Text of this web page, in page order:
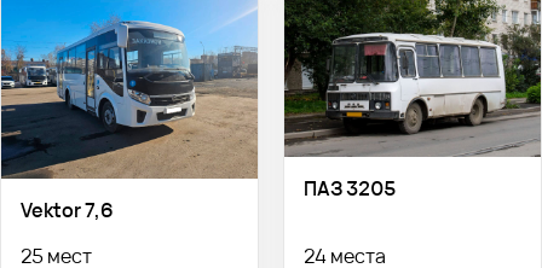
Vektor 7,6
25 мест
ПАЗ 3205
24 места